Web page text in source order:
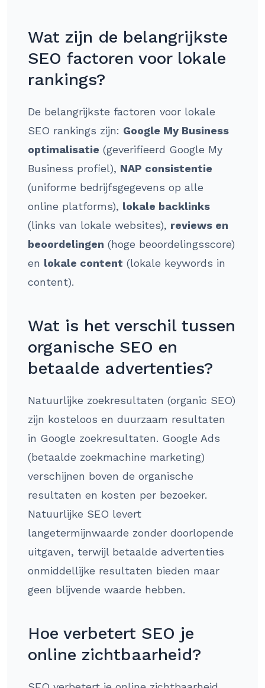
Wat zijn de belangrijkste
SEO factoren voor lokale
rankings?
De belangrijkste factoren voor lokale
SEO rankings zijn: Google My Business
optimalisatie (geverifieerd Google My
Business profiel), NAP consistentie
(uniforme bedrijfsgegevens op alle
online platforms), lokale backlinks
(links van lokale websites), reviews en
beoordelingen (hoge beoordelingsscore)
en lokale content (lokale keywords in
content).
Wat is het verschil tussen
organische SEO en
betaalde advertenties?
Natuurlijke zoekresultaten (organic SEO)
zijn kosteloos en duurzaam resultaten
in Google zoekresultaten. Google Ads
(betaalde zoekmachine marketing)
verschijnen boven de organische
resultaten en kosten per bezoeker.
Natuurlijke SEO levert
langetermijnwaarde zonder doorlopende
uitgaven, terwijl betaalde advertenties
onmiddellijke resultaten bieden maar
geen blijvende waarde hebben.
Hoe verbetert SEO je
online zichtbaarheid?